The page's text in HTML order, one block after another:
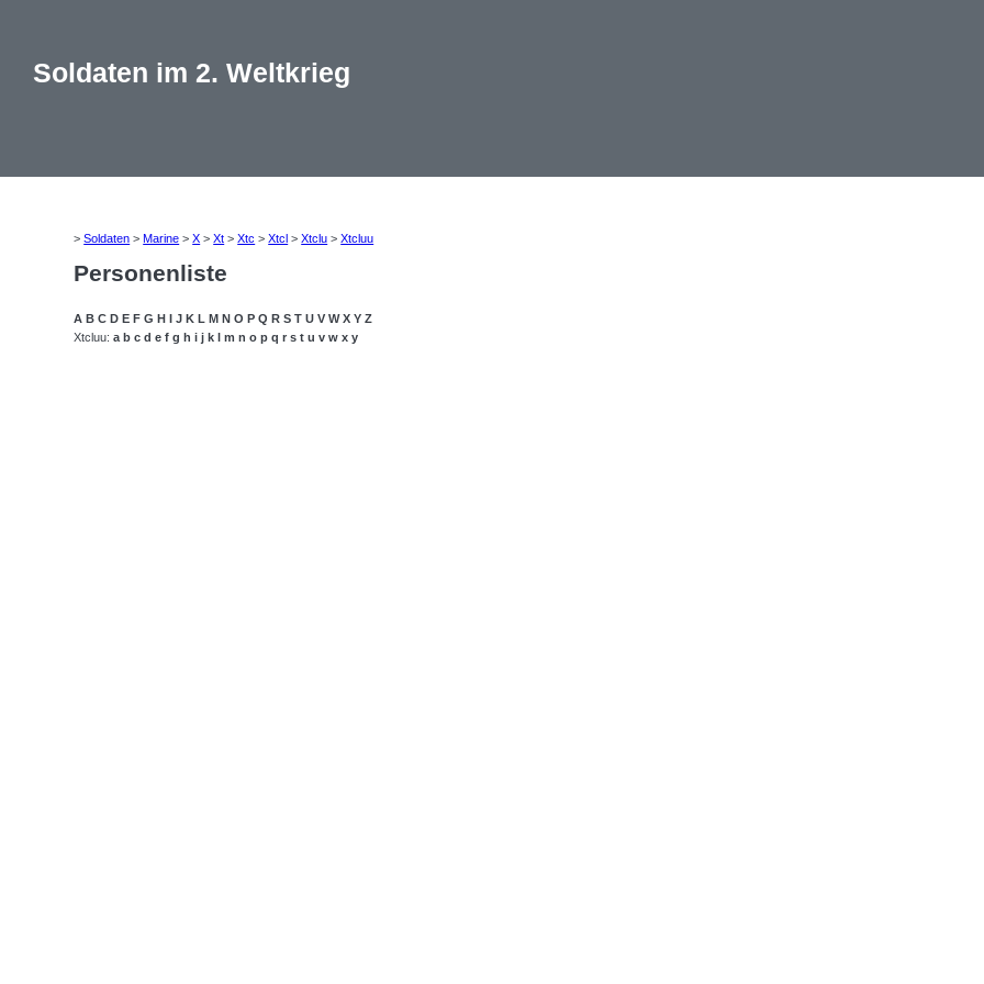
Soldaten im 2. Weltkrieg
>Soldaten >Marine >X >Xt >Xtc >Xtcl >Xtclu >Xtcluu
Personenliste
A B C D E F G H I J K L M N O P Q R S T U V W X Y Z
Xtcluu:a b c d e f g h i j k l m n o p q r s t u v w x y